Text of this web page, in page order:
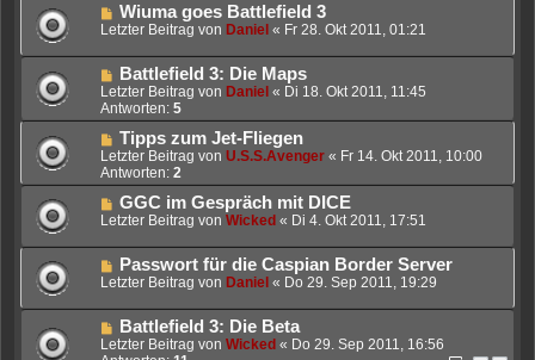
Wiuma goes Battlefield 3
Letzter Beitrag von Daniel « Fr 28. Okt 2011, 01:21
Battlefield 3: Die Maps
Letzter Beitrag von Daniel « Di 18. Okt 2011, 11:45
Antworten: 5
Tipps zum Jet-Fliegen
Letzter Beitrag von U.S.S.Avenger « Fr 14. Okt 2011, 10:00
Antworten: 2
GGC im Gespräch mit DICE
Letzter Beitrag von Wicked « Di 4. Okt 2011, 17:51
Passwort für die Caspian Border Server
Letzter Beitrag von Daniel « Do 29. Sep 2011, 19:29
Battlefield 3: Die Beta
Letzter Beitrag von Wicked « Do 29. Sep 2011, 16:56